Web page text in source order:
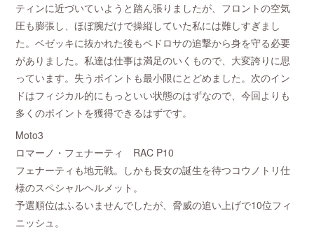
ティンに近づいていようと踏ん張りましたが、フロントの空気
圧も膨張し、ほぼ腕だけで操縦していた私には難しすぎまし
た。ベゼッキに抜かれた後もペドロサの追撃から身を守る必要
がありました。私達は仕事は満足のいくもので、大変誇りに思
っています。失うポイントも最小限にとどめました。次のイン
ドはフィジカル的にもっといい状態のはずなので、今回よりも
多くのポイントを獲得できるはずです。
Moto3
ロマーノ・フェナーティ RAC P10
フェナーティも地元戦。しかも長女の誕生を待つコウノトリ仕
様のスペシャルヘルメット。
予選順位はふるいませんでしたが、脅威の追い上げで10位フィ
ニッシュ。